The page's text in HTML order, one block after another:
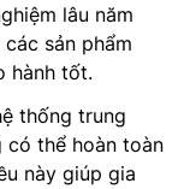
lâu năm
sản phẩm
hành tốt.
thống trung
có thể hoàn toàn
này giúp gia